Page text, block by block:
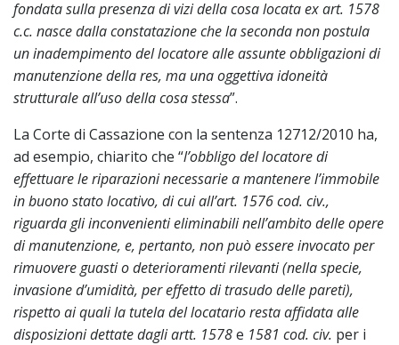
fondata sulla presenza di vizi della cosa locata ex art. 1578
c.c. nasce dalla constatazione che la seconda non postula
un inadempimento del locatore alle assunte obbligazioni di
manutenzione della res, ma una oggettiva idoneità
strutturale all’uso della cosa stessa”.
La Corte di Cassazione con la sentenza 12712/2010 ha,
ad esempio, chiarito che “l’obbligo del locatore di
effettuare le riparazioni necessarie a mantenere l’immobile
in buono stato locativo, di cui all’art. 1576 cod. civ.,
riguarda gli inconvenienti eliminabili nell’ambito delle opere
di manutenzione, e, pertanto, non può essere invocato per
rimuovere guasti o deterioramenti rilevanti (nella specie,
invasione d’umidità, per effetto di trasudo delle pareti),
rispetto ai quali la tutela del locatario resta affidata alle
disposizioni dettate dagli artt. 1578e 1581 cod. civ. per i